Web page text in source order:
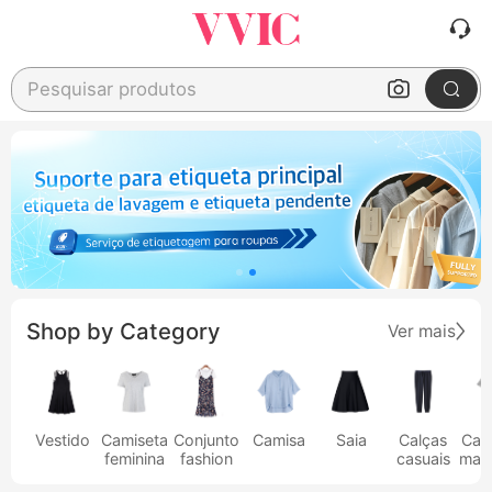
Pesquisar produtos
Shop by Category Ver mais
Vestido
Camiseta
feminina
Conjunto
fashion
Camisa Saia
Calças
casuais